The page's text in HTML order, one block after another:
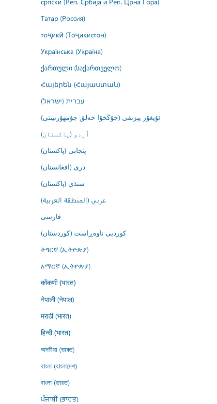
Татар (Россия)
тоҷикӣ (Тоҷикистон)
Українська (Україна)
ქართული (საქართველო)
Հայերեն (Հայաստան)
עברית (ישראל)
ئۇيغۇر يېزىقى (جۇڭخۇا خەلق جۇمھۇرىيىتى)
اُردو (پاکستان)
پنجابی (پاکستان)
درى (افغانستان)
سنڌي (پاکستان)
عربي (المنطقة العربية)
فارسى
کوردیی ناوەڕاست (کوردستان)
ትግርኛ (ኢትዮጵያ)
አማርኛ (ኢትዮጵያ)
कोंकणी (भारत)
नेपाली (नेपाल)
मराठी (भारत)
हिन्दी (भारत)
অসমীয়া (ভাৰত)
বাংলা (বাংলাদেশ)
বাংলা (ভারত)
ਪੰਜਾਬੀ (ਭਾਰਤ)